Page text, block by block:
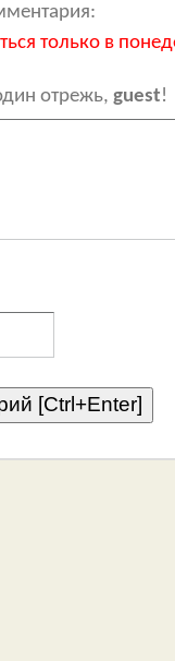
только в
отрежь, guest!